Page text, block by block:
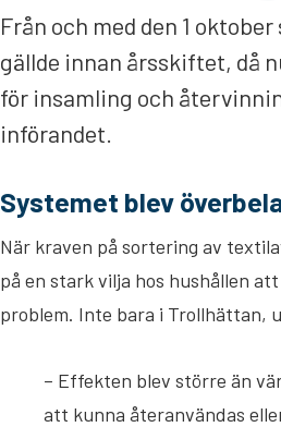
Från och med den 1
gällde innan årsskiftet, då
för insamling och
införandet.
Systemet blev
När kraven på sortering av
på en stark vilja hos hushållen
problem. Inte bara i Trollhättan,
– Effekten blev större än
att kunna återanvändas